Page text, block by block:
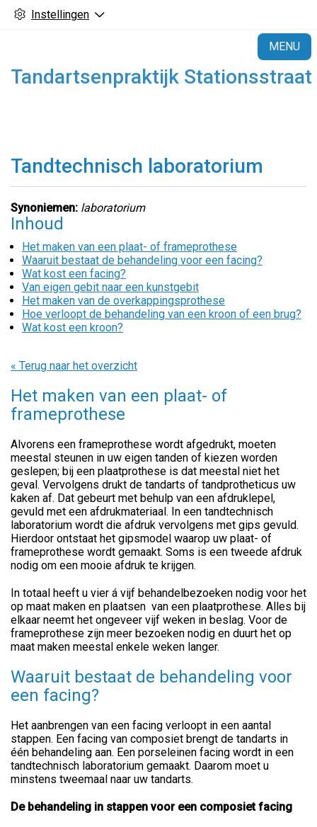
Instellingen
MENU
Tandartsenpraktijk Stationsstraat
Tandtechnisch laboratorium
Synoniemen: laboratorium
Inhoud
Het maken van een plaat- of frameprothese
Waaruit bestaat de behandeling voor een facing?
Wat kost een facing?
Van eigen gebit naar een kunstgebit
Het maken van de overkappingsprothese
Hoe verloopt de behandeling van een kroon of een brug?
Wat kost een kroon?
« Terug naar het overzicht
Het maken van een plaat- of
frameprothese
Alvorens een frameprothese wordt afgedrukt, moeten
meestal steunen in uw eigen tanden of kiezen worden
geslepen; bij een plaatprothese is dat meestal niet het
geval. Vervolgens drukt de tandarts of tandprotheticus uw
kaken af. Dat gebeurt met behulp van een afdruklepel,
gevuld met een afdrukmateriaal. In een tandtechnisch
laboratorium wordt die afdruk vervolgens met gips gevuld.
Hierdoor ontstaat het gipsmodel waarop uw plaat- of
frameprothese wordt gemaakt. Soms is een tweede afdruk
nodig om een mooie afdruk te krijgen.
In totaal heeft u vier á vijf behandelbezoeken nodig voor het
op maat maken en plaatsen van een plaatprothese. Alles bij
elkaar neemt het ongeveer vijf weken in beslag. Voor de
frameprothese zijn meer bezoeken nodig en duurt het op
maat maken meestal enkele weken langer.
Waaruit bestaat de behandeling voor
een facing?
Het aanbrengen van een facing verloopt in een aantal
stappen. Een facing van composiet brengt de tandarts in
één behandeling aan. Een porseleinen facing wordt in een
tandtechnisch laboratorium gemaakt. Daarom moet u
minstens tweemaal naar uw tandarts.
De behandeling in stappen voor een composiet facing